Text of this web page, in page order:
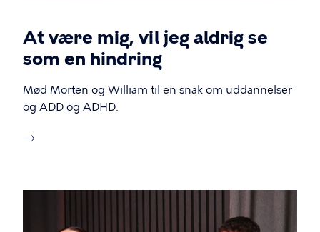
At være mig, vil jeg aldrig se
som en hindring
Mød Morten og William til en snak om uddannelser
og ADD og ADHD.